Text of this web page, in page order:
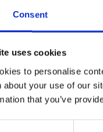
Consent
uses cookies
to personalise
about your use of our
that you’ve
în care se
se exprimă.
de poezie
ei de resetare.
le dă emoțiilor din
pentru un moment
sale, Leu: o
validare, dar o